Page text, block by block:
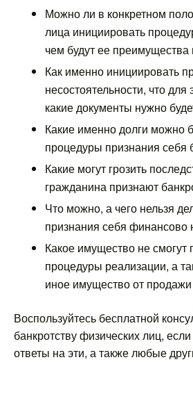
Можно ли в конкретном
лица инициировать
чем будут ее преимущества
Как именно инициировать
несостоятельности, что для
какие документы нужно
Какие именно долги можно
процедуры признания себя
Какие могут грозить
гражданина признают
Что можно, а чего нельзя
признания себя финансово
Какое имущество не смогут
процедуры реализации, а
иное имущество от
Воспользуйтесь бесплатной
банкротству физических лиц,
ответы на эти, а также любые